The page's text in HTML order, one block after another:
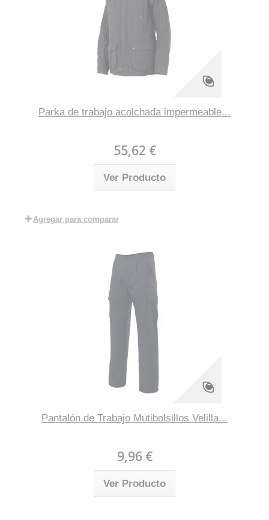
Parka de trabajo acolchada impermeable...
55,62 €
Ver Producto
Agregar para comparar
Pantalón de Trabajo Mutibolsillos Velilla...
9,96 €
Ver Producto